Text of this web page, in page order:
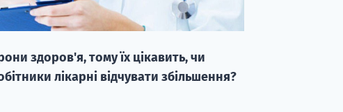
здоров'я, тому їх цікавить, чи
лікарні відчувати збільшення?